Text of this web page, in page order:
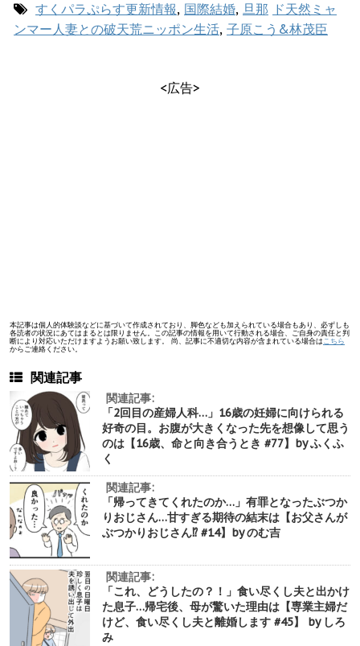
すくパラぷらす更新情報, 国際結婚, 旦那 ド天然ミャ
ンマー人妻との破天荒ニッポン生活, 子原こう&林茂臣
<広告>
本記事は個人的体験談などに基づいて作成されており、脚色なども加えられている場合もあり、必ずしも
各読者の状況にあてはまるとは限りません。この記事の情報を用いて行動される場合、ご自身の責任と判
断により対応いただけますようお願い致します。 尚、記事に不適切な内容が含まれている場合はこちら
からご連絡ください。
関連記事
関連記事:
「2回目の産婦人科…」16歳の妊婦に向けられる
好奇の目。お腹が大きくなった先を想像して思う
のは【16歳、命と向き合うとき #77】by ふくふ
く
関連記事:
「帰ってきてくれたのか…」有罪となったぶつか
りおじさん…甘すぎる期待の結末は【お父さんが
ぶつかりおじさん⁉︎ #14】by のむ吉
関連記事:
「これ、どうしたの？！」食い尽くし夫と出かけ
た息子…帰宅後、母が驚いた理由は【専業主婦だ
けど、食い尽くし夫と離婚します #45】 by しろ
み